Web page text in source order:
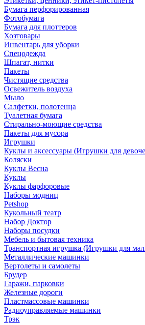
Бумага перфорированная
Фотобумага
Бумага для плоттеров
Хозтовары
Инвентарь для уборки
Спецодежда
Шпагат, нитки
Пакеты
Чистящие средства
Освежитель воздуха
Мыло
Салфетки, полотенца
Туалетная бумага
Стирально-моющие средства
Пакеты для мусора
Игрушки
Куклы и аксессуары (Игрушки для
Коляски
Куклы Весна
Куклы
Куклы фарфоровые
Наборы модниц
Petshop
Кукольный театр
Набор Доктор
Наборы посудки
Мебель и бытовая техника
Транспортная игрушка (Игрушки для
Металлические машинки
Вертолеты и самолеты
Брудер
Гаражи, парковки
Железные дороги
Пластмассовые машинки
Радиоуправляемые машинки
Трэк